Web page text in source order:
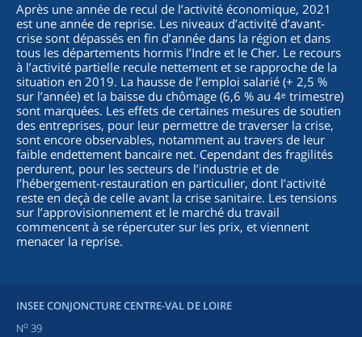
Après une année de recul de l’activité économique, 2021
est une année de reprise. Les niveaux d’activité d’avant-
crise sont dépassés en fin d’année dans la région et dans
tous les départements hormis l’Indre et le Cher. Le recours
à l’activité partielle recule nettement et se rapproche de la
situation en 2019. La hausse de l’emploi salarié (+ 2,5 %
sur l’année) et la baisse du chômage (6,6 % au 4ᵉ trimestre)
sont marquées. Les effets de certaines mesures de soutien
des entreprises, pour leur permettre de traverser la crise,
sont encore observables, notamment au travers de leur
faible endettement bancaire net. Cependant des fragilités
perdurent, pour les secteurs de l’industrie et de
l’hébergement-restauration en particulier, dont l’activité
reste en deçà de celle avant la crise sanitaire. Les tensions
sur l’approvisionnement et le marché du travail
commencent à se répercuter sur les prix, et viennent
menacer la reprise.
INSEE CONJONCTURE CENTRE-VAL DE LOIRE
No 39